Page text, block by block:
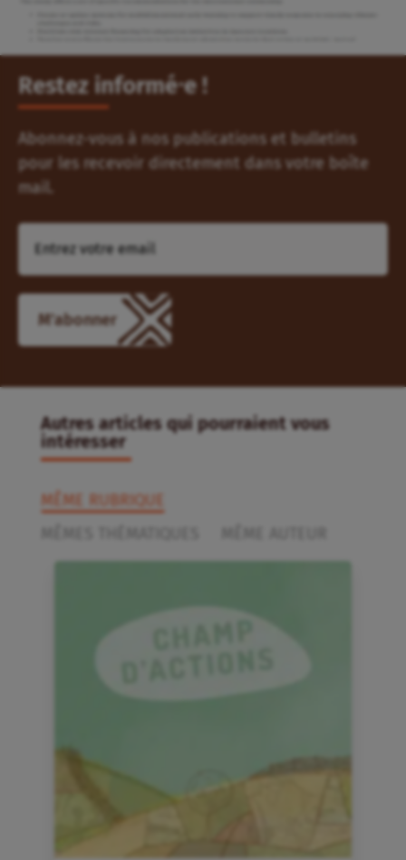
Restez informé⸱e !
Abonnez-vous à nos publications et bulletins
pour les recevoir directement dans votre boîte
mail.
M'abonner
Autres articles qui pourraient vous
intéresser
MÊME RUBRIQUE